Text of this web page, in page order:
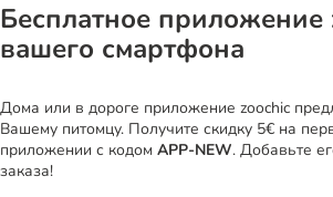
Бесплатное приложение
вашего смартфона
Дома или в дороге приложение zoochic
Вашему питомцу. Получите скидку 5€ на
приложении с кодом APP-NEW. Добавьте
заказа!